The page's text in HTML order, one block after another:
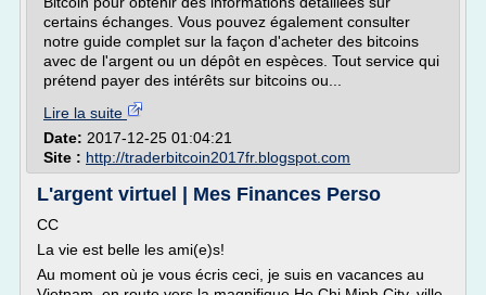
certains échanges. Vous pouvez également consulter
notre guide complet sur la façon d'acheter des bitcoins
avec de l'argent ou un dépôt en espèces. Tout service qui
prétend payer des intérêts sur bitcoins ou...
Lire la suite
Date: 2017-12-25 01:04:21
Site : http://traderbitcoin2017fr.blogspot.com
L'argent virtuel | Mes Finances Perso
CC
La vie est belle les ami(e)s!
Au moment où je vous écris ceci, je suis en vacances au